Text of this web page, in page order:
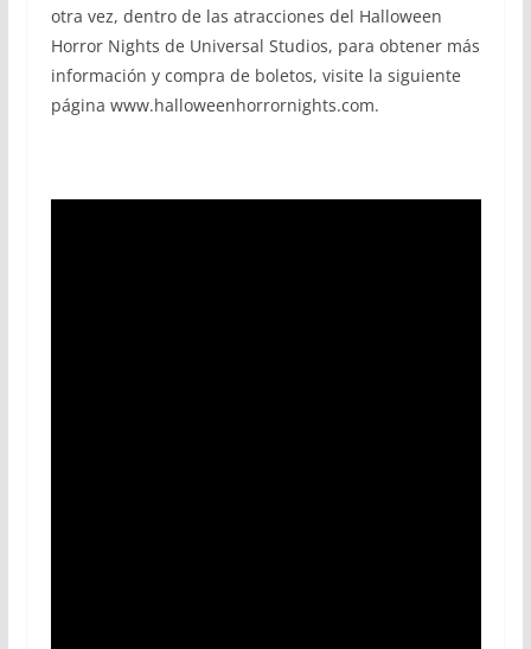
otra vez, dentro de las atracciones del Halloween
Horror Nights de Universal Studios, para obtener más
información y compra de boletos, visite la siguiente
página www.halloweenhorrornights.com.